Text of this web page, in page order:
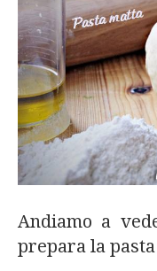
Andiamo a
prepara la